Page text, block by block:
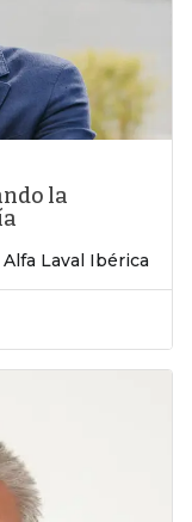
la
Laval Ibérica